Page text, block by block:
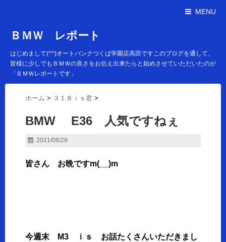
MENU
ＢＭＷ レポート
はじめまして(^^)オートバンクつくば学園店高田ですこのブログを通して、
皆様に少しでもＢＭＷの良さをお伝え出来たらと始めさせていただいたのが
「ＢＭＷレポートです」
ホーム > ３１８ｉｓ君 >
BMW E36 人気ですねぇ
2021/08/29
皆さん お晩ですm(__)m
今週末 M3 ｉｓ お話たくさんいただきまし